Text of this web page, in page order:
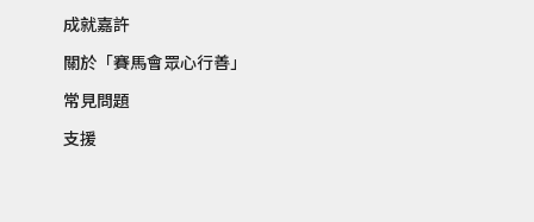
成就嘉許
關於「賽馬會眾心行善」
常見問題
支援